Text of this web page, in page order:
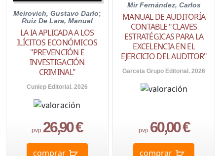
Meirovich, Gustavo Darío;
Ruiz De Lara, Manuel
LA IA APLICADA A LOS
ILÍCITOS ECONÓMICOS
"PREVENCIÓN E
INVESTIGACIÓN
CRIMINAL"
Cuniep Editorial. 2026
pvp. 26,90 €
comprar
Mir Fernández, Carlos
MANUAL DE AUDITORÍA
CONTABLE "CLAVES
ESTRATÉGICAS PARA LA
EXCELENCIA EN EL
EJERCICIO DEL AUDITOR"
Garceta Grupo Editorial. 2026
pvp. 60,00 €
comprar